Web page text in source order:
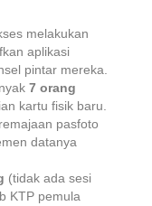
melakukan
aplikasi
pintar mereka.
7 orang
kartu fisik baru.
pasfoto
datanya
(tidak ada sesi
KTP pemula